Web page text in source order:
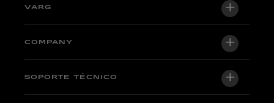
VARG
VARG EX
COMPANY
Quiénes somos
SOPORTE TÉCNICO